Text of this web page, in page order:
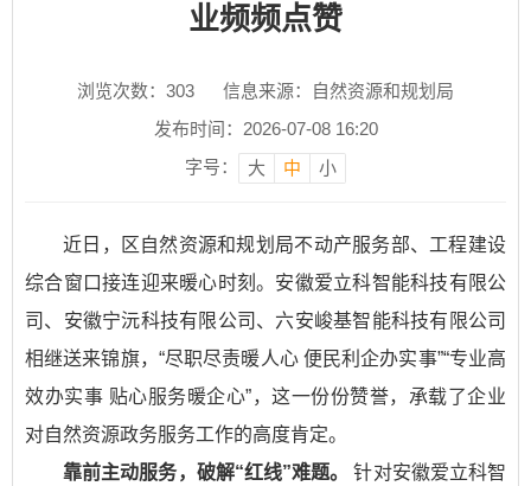
业频频点赞
浏览次数： 303
信息来源：自然资源和规划局
发布时间：2026-07-08 16:20
字号：
大 中 小
近日，区自然资源和规划局不动产服务部、工程建设
综合窗口接连迎来暖心时刻。安徽爱立科智能科技有限公
司、安徽宁沅科技有限公司、六安峻基智能科技有限公司
相继送来锦旗，“尽职尽责暖人心 便民利企办实事”“专业高
效办实事 贴心服务暖企心”，这一份份赞誉，承载了企业
对自然资源政务服务工作的高度肯定。
靠前主动服务，破解“红线”难题。针对安徽爱立科智